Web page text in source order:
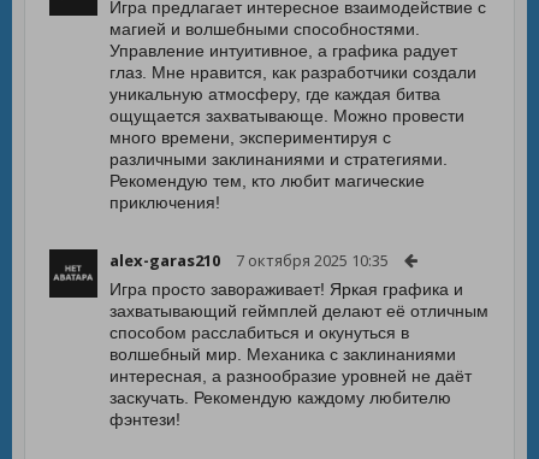
Игра предлагает интересное взаимодействие с
магией и волшебными способностями.
Управление интуитивное, а графика радует
глаз. Мне нравится, как разработчики создали
уникальную атмосферу, где каждая битва
ощущается захватывающе. Можно провести
много времени, экспериментируя с
различными заклинаниями и стратегиями.
Рекомендую тем, кто любит магические
приключения!
alex-garas210 7 октября 2025 10:35
Игра просто завораживает! Яркая графика и
захватывающий геймплей делают её отличным
способом расслабиться и окунуться в
волшебный мир. Механика с заклинаниями
интересная, а разнообразие уровней не даёт
заскучать. Рекомендую каждому любителю
фэнтези!